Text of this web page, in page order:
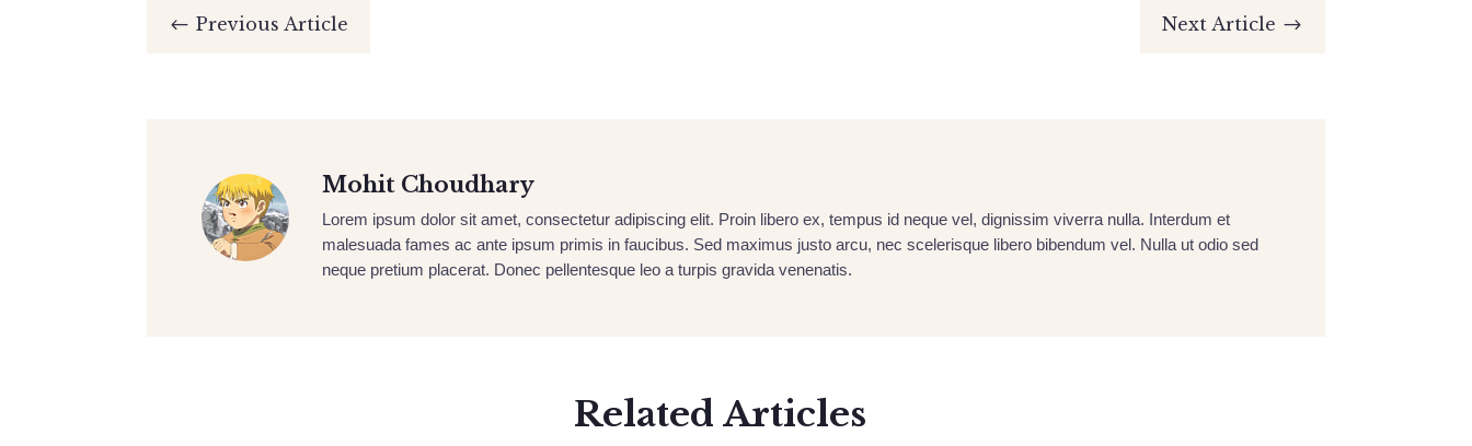
# Previous Article Next Article $
Mohit Choudhary
Lorem ipsum dolor sit amet, consectetur adipiscing elit. Proin libero ex, tempus id neque vel, dignissim viverra nulla. Interdum et
malesuada fames ac ante ipsum primis in faucibus. Sed maximus justo arcu, nec scelerisque libero bibendum vel. Nulla ut odio sed
neque pretium placerat. Donec pellentesque leo a turpis gravida venenatis.
Related Articles